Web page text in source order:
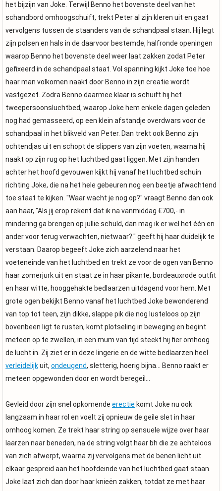
het bijzijn van Joke. Terwijl Benno het bovenste deel van het
schandbord omhoogschuift, trekt Peter al zijn kleren uit en gaat
vervolgens tussen de staanders van de schandpaal staan. Hij legt
zijn polsen en hals in de daarvoor bestemde, halfronde openingen
waarop Benno het bovenste deel weer laat zakken zodat Peter
gefixeerd in de schandpaal staat. Vol spanning kijkt Joke toe hoe
haar man volkomen naakt door Benno in zijn creatie wordt
vastgezet. Zodra Benno daarmee klaar is schuift hij het
tweepersoonsluchtbed, waarop Joke hem enkele dagen geleden
nog had gemasseerd, op een klein afstandje overdwars voor de
schandpaal in het blikveld van Peter. Dan trekt ook Benno zijn
ochtendjas uit en schopt de slippers van zijn voeten, waarna hij
naakt op zijn rug op het luchtbed gaat liggen. Met zijn handen
achter het hoofd gevouwen kijkt hij vanaf het luchtbed schuin
richting Joke, die na het hele gebeuren nog een beetje afwachtend
toe staat te kijken. "Waar wacht je nog op?" vraagt Benno dan ook
aan haar, "Als jij erop rekent dat ik na vanmiddag €700,- in
mindering ga brengen op jullie schuld, dan mag ik er wel het één en
ander voor terug verwachten, nietwaar?." geeft hij haar duidelijk te
verstaan. Daarop begeeft Joke zich aarzelend naar het
voeteneinde van het luchtbed en trekt ze voor de ogen van Benno
haar zomerjurk uit en staat ze in haar pikante, bordeauxrode outfit
en haar witte, hooggehakte bedlaarzen uitdagend voor hem. Met
grote ogen bekijkt Benno vanaf het luchtbed Joke bewonderend
van top tot teen, zijn dikke, slappe pik die nog lusteloos op zijn
bovenbeen ligt te rusten, komt plotseling in beweging en begint
meteen op te zwellen, in een mum van tijd steekt hij fier omhoog
de lucht in. Zij ziet er in deze lingerie en de witte bedlaarzen heel
verleidelijkuit, ondeugend, sletterig, hoerig bijna... Benno raakt er
meteen opgewonden door en wordt beregeil...
Gevleid door zijn snel opkomende erectie komt Joke nu ook
langzaam in haar rol en voelt zij opnieuw de geile slet in haar
omhoog komen. Ze trekt haar string op sensuele wijze over haar
laarzen naar beneden, na de string volgt haar bh die ze achteloos
van zich afwerpt, waarna zij vervolgens met de benen licht uit
elkaar gespreid aan het hoofdeinde van het luchtbed gaat staan.
Joke laat zich dan door haar knieën zakken, totdat ze met haar